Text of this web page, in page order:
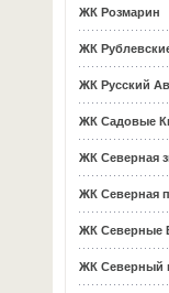
ЖК Розмарин
ЖК
ЖК Русский
ЖК Садовые
ЖК Северная
ЖК Северная
ЖК Северные
ЖК Северный